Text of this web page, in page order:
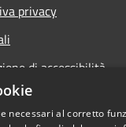
privacy
di accessibilità
necessari al corretto